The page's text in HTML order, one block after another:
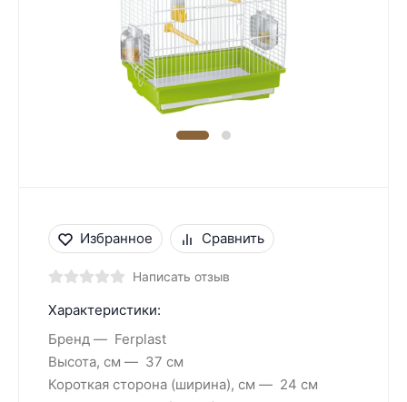
Избранное Сравнить
Написать отзыв
Характеристики:
Бренд
Ferplast
Высота, см
37 см
Короткая сторона (ширина), см
24 см